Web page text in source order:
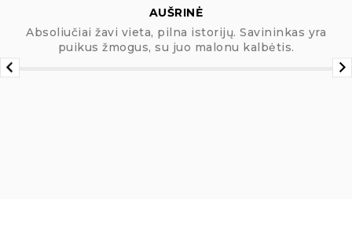
Absoliučiai žavi vieta, pilna istorijų. Savininkas yra
puikus žmogus, su juo malonu kalbėtis.
AUŠRINĖ